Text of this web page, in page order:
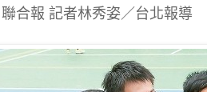
合報 記者林秀姿／台北報導